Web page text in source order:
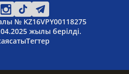
№ KZ16VPY00118275
жылы берілді.
Тегтер